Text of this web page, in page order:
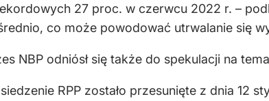
27 proc. w czerwcu 2022 r. –
co może powodować utrwalanie się
NBP odniósł się także do spekulacji na
RPP zostało przesunięte z dnia 12